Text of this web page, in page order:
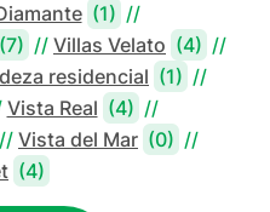
(1) //
(7) // Villas Velato (4) //
residencial (1) //
Vista Real (4) //
// Vista del Mar (0) //
(4)